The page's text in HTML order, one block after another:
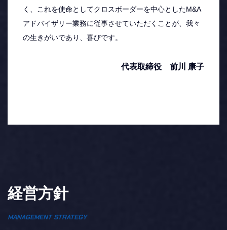
く、これを使命としてクロスボーダーを中心としたM&A
アドバイザリー業務に従事させていただくことが、我々
の生きがいであり、喜びです。
代表取締役 前川 康子
経営方針
MANAGEMENT STRATEGY